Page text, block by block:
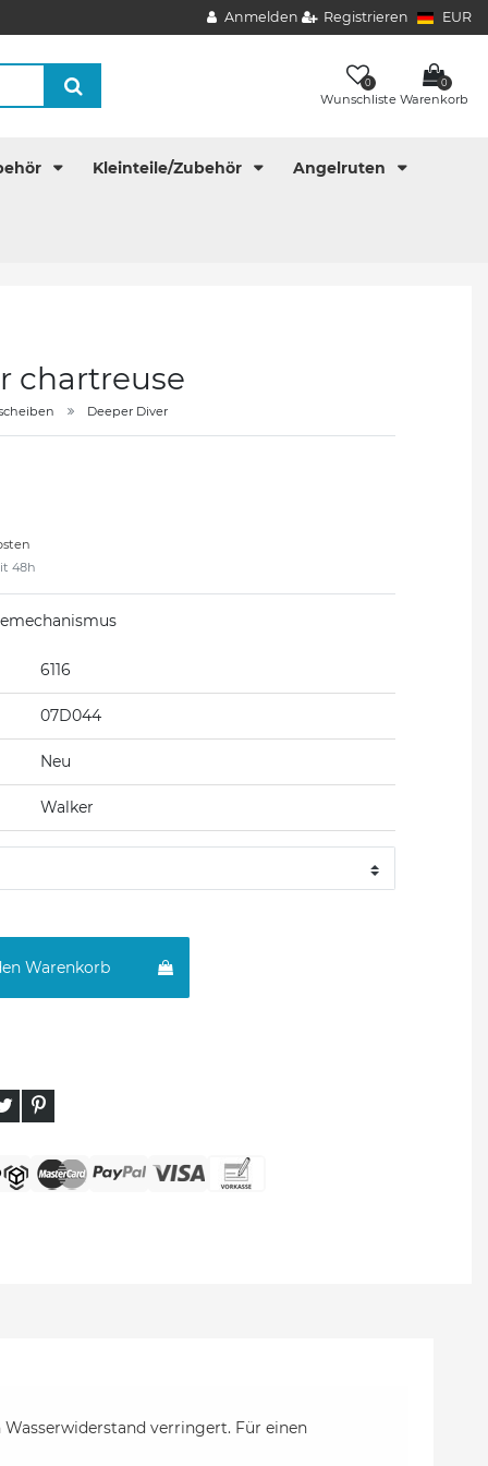
Anmelden Registrieren EUR
0
Wunschliste
0
Warenkorb
Kleinteile/Zubehör Angelruten
chartreuse
Deeper Diver
48h
6116
07D044
Neu
Walker
Warenkorb
verringert. Für einen